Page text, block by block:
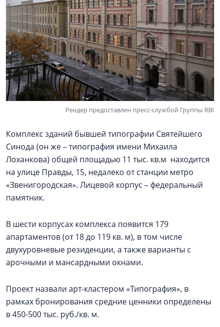
Рендер предоставлен пресс-службой Группы RBI
Комплекс зданий бывшей типографии Святейшего
Синода (он же – типография имени Михаила
Лоханкова) общей площадью 11 тыс. кв.м находится
на улице Правды, 15, недалеко от станции метро
«Звенигородская». Лицевой корпус – федеральный
памятник.
В шести корпусах комплекса появится 179
апартаментов (от 18 до 119 кв. м), в том числе
двухуровневые резиденции, а также варианты с
арочными и мансардными окнами.
Проект назвали арт-кластером «Типография», в
рамках бронирования средние ценники определены
в 450-500 тыс. руб./кв. м.